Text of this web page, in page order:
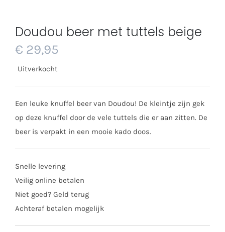
Doudou beer met tuttels beige
€ 29,95
Uitverkocht
Een leuke knuffel beer van Doudou! De kleintje zijn gek
op deze knuffel door de vele tuttels die er aan zitten. De
beer is verpakt in een mooie kado doos.
Snelle levering
Veilig online betalen
Niet goed? Geld terug
Achteraf betalen mogelijk